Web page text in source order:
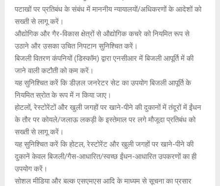
पटाखों पर प्रतिबंध के संबंध में माननीय न्यायालयों/अधिकरणों के आदेशों को
सख्ती से लागू करें।
औद्योगिक और गैर-विकास क्षेत्रों से औद्योगिक कचरे को नियमित रूप से
उठाने और उसका उचित निपटान सुनिश्चित करें।
बिजली वितरण कंपनियों (डिस्कॉम) द्वारा एनसीआर में बिजली आपूर्ति में की
जाने वाली कटौती को कम करें।
यह सुनिश्चित करें कि डीज़ल जनरेटर सेट का उपयोग बिजली आपूर्ति के
नियमित स्रोत के रूप में न किया जाए।
होटलों, रेस्टोरेंटों और खुली जगहों पर खाने-पीने की दुकानों में तंदूरों में ईंधन
के तौर पर कोयले/जलाऊ लकड़ी के इस्तेमाल पर लगे मौजूदा प्रतिबंध को
सख्ती से लागू करें।
यह सुनिश्चित करें कि होटल, रेस्टोरेंट और खुली जगहों पर खाने-पीने की
दुकानें केवल बिजली/गैस-आधारित/स्वच्छ ईंधन-आधारित उपकरणों का ही
उपयोग करें।
सोशल मीडिया और बल्क एसएमएस आदि के माध्यम से सूचना का प्रसार